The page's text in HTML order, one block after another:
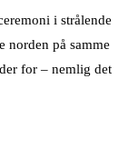
i strålende
norden på samme
for – nemlig det